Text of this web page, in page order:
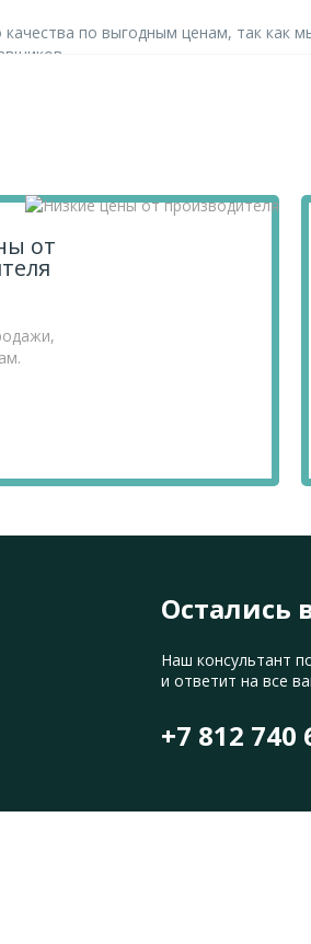
по выгодным ценам, так как
от
Остались
Наш консультант
и ответит на все
+7 812 740